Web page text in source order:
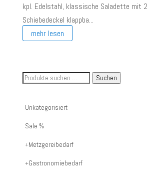
kpl. Edelstahl, klassische Saladette mit 2
Schiebedeckel klappba...
mehr lesen
Suche
Artikelnummer
oder
Suchen
Unkategorisiert
Sale %
Metzgereibedarf
Gastronomiebedarf